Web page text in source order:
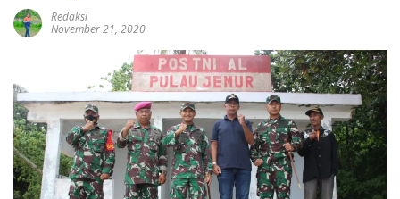
Redaksi
November 21, 2020